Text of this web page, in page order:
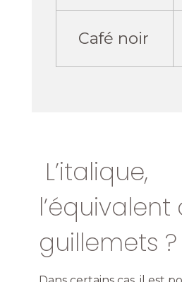
Café noir
L’italique,
l’équivalent
guillemets ?